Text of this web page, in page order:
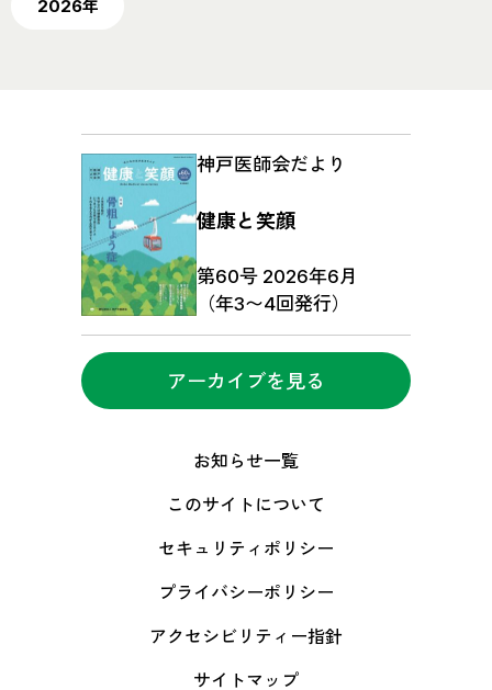
2026年
神戸医師会だより
健康と笑顔
第60号 2026年6月
（年3〜4回発行）
アーカイブを見る
お知らせ一覧
このサイトについて
セキュリティポリシー
プライバシーポリシー
アクセシビリティー指針
サイトマップ